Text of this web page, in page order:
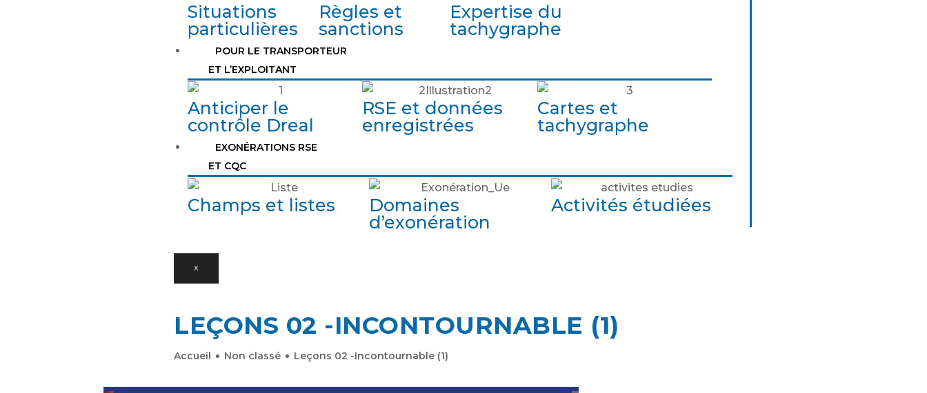
Situations
particulières
Règles et
sanctions
Expertise du
tachygraphe
POUR LE TRANSPORTEUR
ET L’EXPLOITANT
Anticiper le
contrôle Dreal
RSE et données
enregistrées
Cartes et
tachygraphe
EXONÉRATIONS RSE
ET CQC
Champs et listes
Domaines
d’exonération
Activités étudiées
X
LEÇONS 02 -INCONTOURNABLE (1)
Accueil Non classé Leçons 02 -Incontournable (1)